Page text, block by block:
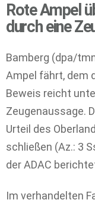
Rote Ampel
durch eine
Bamberg (dpa/
Ampel fährt, dem
Beweis reicht
Zeugenaussage.
Urteil des
schließen (Az.: 3
der ADAC
Im verhandelten